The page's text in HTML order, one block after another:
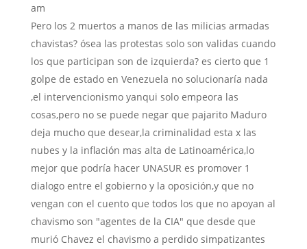
am
Pero los 2 muertos a manos de las milicias armadas
chavistas? ósea las protestas solo son validas cuando
los que participan son de izquierda? es cierto que 1
golpe de estado en Venezuela no solucionaría nada
,el intervencionismo yanqui solo empeora las
cosas,pero no se puede negar que pajarito Maduro
deja mucho que desear,la criminalidad esta x las
nubes y la inflación mas alta de Latinoamérica,lo
mejor que podría hacer UNASUR es promover 1
dialogo entre el gobierno y la oposición,y que no
vengan con el cuento que todos los que no apoyan al
chavismo son "agentes de la CIA" que desde que
murió Chavez el chavismo a perdido simpatizantes